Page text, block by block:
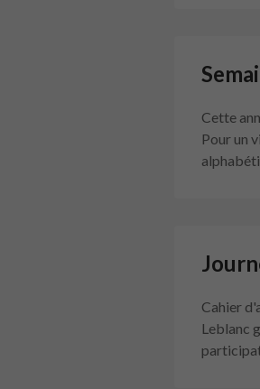
Cette
Pour un
Cahier
Leblanc